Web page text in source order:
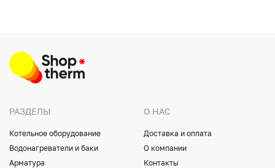
РАЗДЕЛЫ
Котельное оборудование
Водонагреватели и баки
Арматура
О НАС
Доставка и оплата
О компании
Контакты